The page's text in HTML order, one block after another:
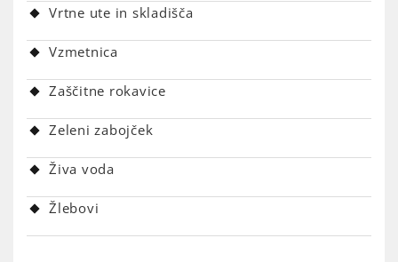
Vrtne ute in skladišča
Vzmetnica
Zaščitne rokavice
Zeleni zabojček
Živa voda
Žlebovi